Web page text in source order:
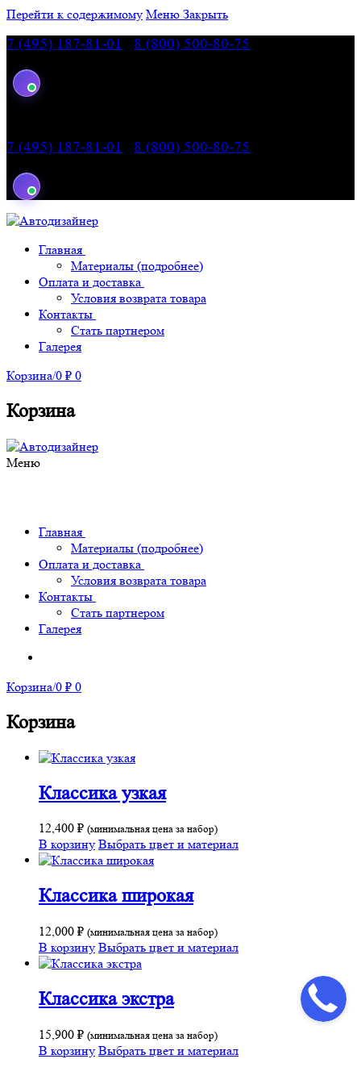
Перейти к содержимому Меню Закрыть
7 (495) 187-81-01 8 (800) 500-80-75
7 (495) 187-81-01 8 (800) 500-80-75
Главная
Материалы (подробнее)
Оплата и доставка
Условия возврата товара
Контакты
Стать партнером
Галерея
Корзина/0 ₽ 0
Корзина
Меню
Главная
Материалы (подробнее)
Оплата и доставка
Условия возврата товара
Контакты
Стать партнером
Галерея
Корзина/0 ₽ 0
Корзина
Классика узкая
12,400 ₽ (минимальная цена за набор)
В корзину Выбрать цвет и материал
Классика широкая
12,000 ₽ (минимальная цена за набор)
В корзину Выбрать цвет и материал
Классика экстра
15,900 ₽ (минимальная цена за набор)
В корзину Выбрать цвет и материал